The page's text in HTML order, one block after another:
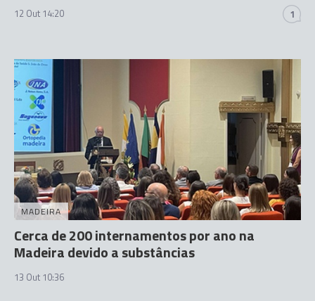
12 Out 14:20 1
MADEIRA
Cerca de 200 internamentos por ano na
Madeira devido a substâncias
13 Out 10:36